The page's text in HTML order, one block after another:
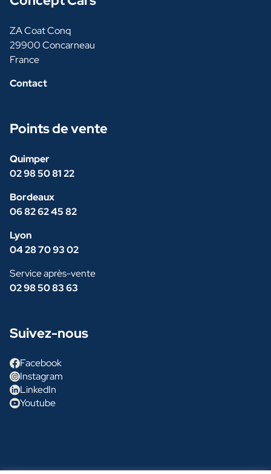
ZA Coat Conq
29900 Concarneau
France
Contact
Points de vente
Quimper
02 98 50 81 22
Bordeaux
06 82 62 45 82
Lyon
04 28 70 93 02
Service après-vente
02 98 50 83 63
Suivez-nous
Facebook
Instagram
LinkedIn
Youtube